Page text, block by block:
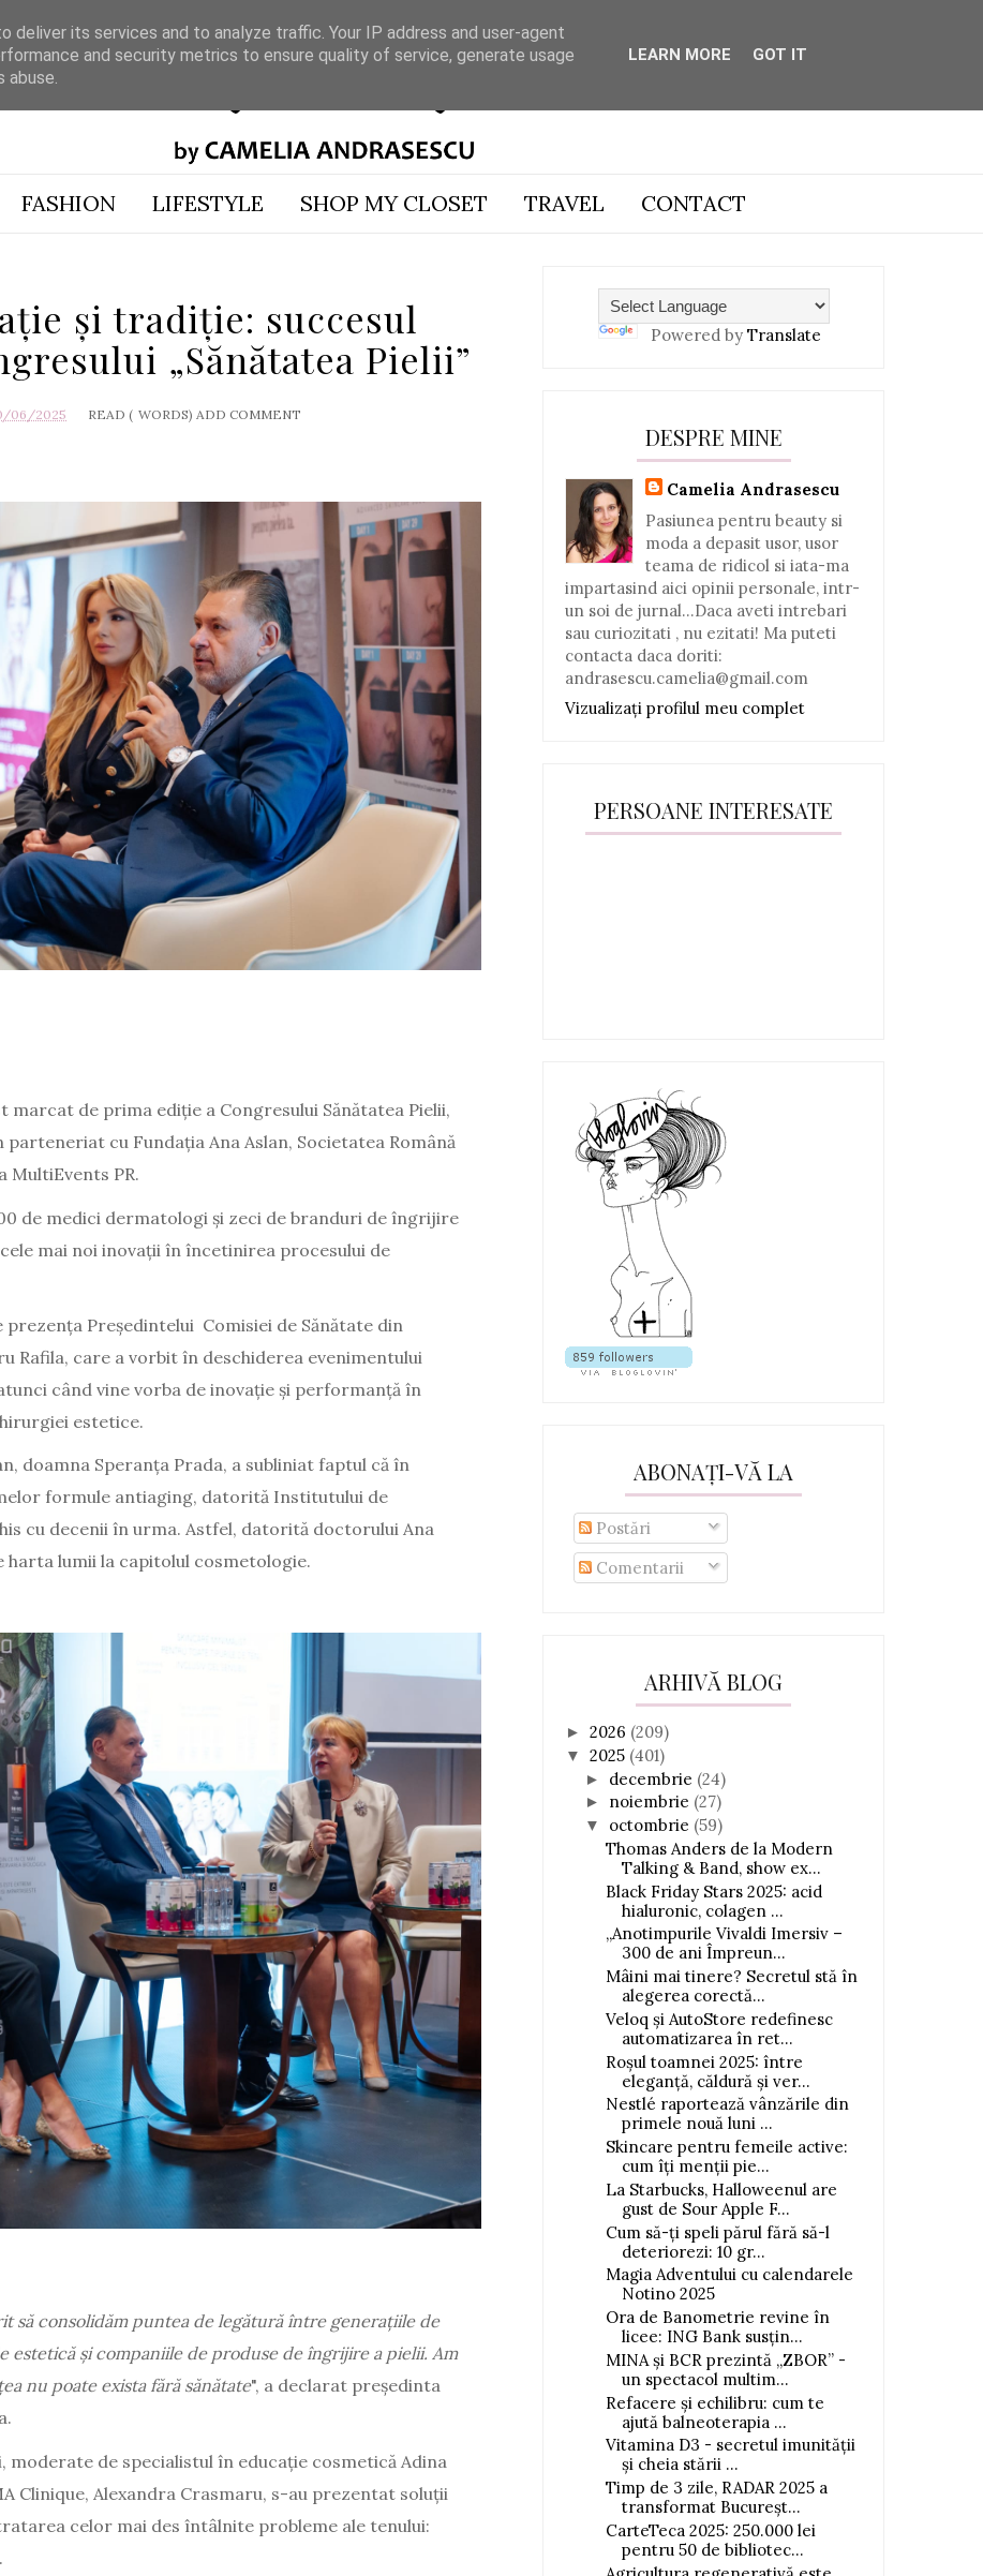
FASHION LIFESTYLE SHOP MY CLOSET TRAVEL CONTACT
și tradiție: succesul
„Sănătatea Pielii”
06/2025 READ ( WORDS) ADD COMMENT
marcat de prima ediție a Congresului Sănătatea Pielii,
parteneriat cu Fundația Ana Aslan, Societatea Română
MultiEvents PR.
de medici dermatologi și zeci de branduri de îngrijire
mai noi inovații în încetinirea procesului de
Președintelui Comisiei de Sănătate din
Rafila, care a vorbit în deschiderea evenimentului
când vine vorba de inovație și performanță în
estetice.
doamna Speranța Prada, a subliniat faptul că în
formule antiaging, datorită Institutului de
cu decenii în urma.Astfel, datorită doctorului Ana
harta lumii la capitolul cosmetologie.
să consolidăm puntea de legătură între generațiile de
estetică și companiile de produse de îngrijire a pielii.Am
nu poate exista fără sănătate", a declarat președinta
moderate de specialistul în educație cosmetică Adina
Clinique, Alexandra Crasmaru, s-au prezentat soluții
celor mai des întâlnite probleme ale tenului:
Powered by Translate
DESPRE MINE
Camelia Andrasescu
Pasiunea pentru beauty si
moda a depasit usor, usor
teama de ridicol si iata-ma
impartasind aici opinii personale, intr-
un soi de jurnal...Daca aveti intrebari
sau curiozitati , nu ezitati! Ma puteti
contacta daca doriti:
andrasescu.camelia@gmail.com
Vizualizați profilul meu complet
PERSOANE INTERESATE
ABONAȚI-VĂ LA
Postări
Comentarii
ARHIVĂ BLOG
► 2026 (209)
▼ 2025 (401)
► decembrie (24)
► noiembrie (27)
▼ octombrie (59)
Thomas Anders de la Modern
Talking & Band, show ex...
Black Friday Stars 2025: acid
hialuronic, colagen ...
„Anotimpurile Vivaldi Imersiv –
300 de ani Împreun...
Mâini mai tinere? Secretul stă în
alegerea corectă...
Veloq și AutoStore redefinesc
automatizarea în ret...
Roșul toamnei 2025: între
eleganță, căldură și ver...
Nestlé raportează vânzările din
primele nouă luni ...
Skincare pentru femeile active:
cum îți menții pie...
La Starbucks, Halloweenul are
gust de Sour Apple F...
Cum să-ți speli părul fără să-l
deteriorezi: 10 gr...
Magia Adventului cu calendarele
Notino 2025
Ora de Banometrie revine în
licee: ING Bank susțin...
MINA și BCR prezintă „ZBOR” -
un spectacol multim...
Refacere și echilibru: cum te
ajută balneoterapia ...
Vitamina D3 - secretul imunității
și cheia stării ...
Timp de 3 zile, RADAR 2025 a
transformat Bucureșt...
CarteTeca 2025: 250.000 lei
pentru 50 de bibliotec...
deliver its services and to analyze traffic. Your IP address and user-agent
and security metrics to ensure quality of service, generate usage
abuse.
LEARN MORE GOT IT